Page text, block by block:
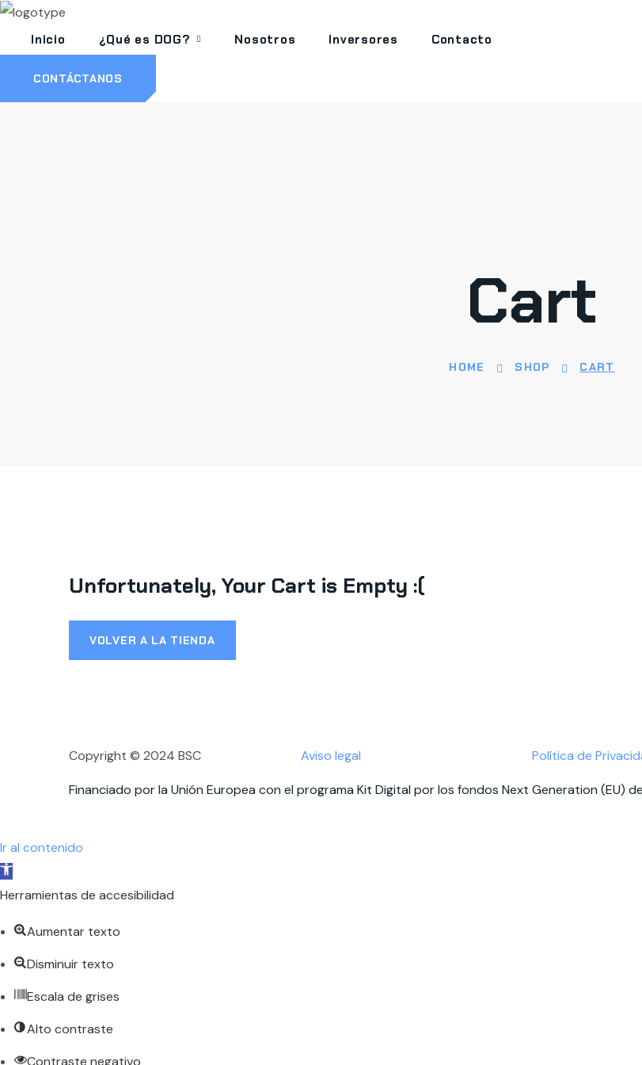
Inicio ¿Qué es DOG? Nosotros Inversores Contacto
CONTÁCTANOS
Cart
HOME SHOP CART
Unfortunately, Your Cart is Empty :(
VOLVER A LA TIENDA
Copyright © 2024 BSC Aviso legal Política de
Financiado por la Unión Europea con el programa Kit Digital por los fondos Next Generation (EU)
Ir al contenido
Abrir
barra
Herramientas de accesibilidad
Aumentar texto
Disminuir texto
Escala de grises
Alto contraste
Contraste negativo